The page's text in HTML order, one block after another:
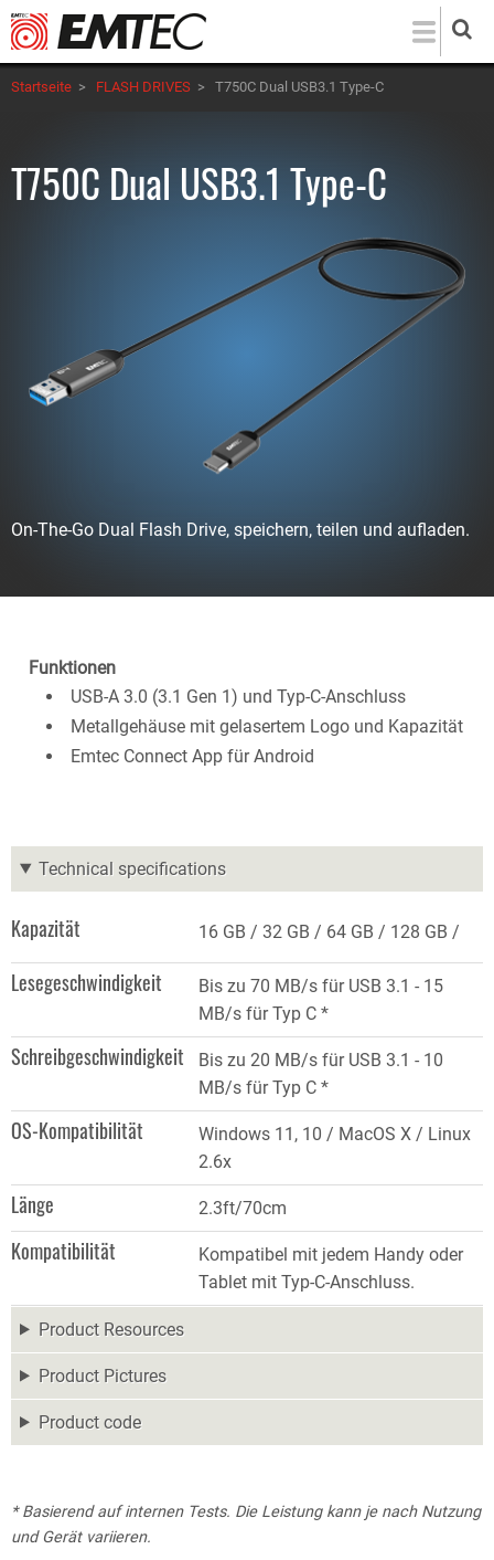
Direkt
zum
Inhalt
Startseite > FLASH DRIVES > T750C Dual USB3.1 Type-C
T750C Dual USB3.1 Type-C
On-The-Go Dual Flash Drive, speichern, teilen und aufladen.
Funktionen
USB-A 3.0 (3.1 Gen 1) und Typ-C-Anschluss
Metallgehäuse mit gelasertem Logo und Kapazität
Emtec Connect App für Android
Technical specifications
Kapazität 16 GB 32 GB 64 GB 128 GB
Lesegeschwindigkeit
Bis zu 70 MB/s für USB 3.1 - 15
MB/s für Typ C *
Schreibgeschwindigkeit
Bis zu 20 MB/s für USB 3.1 - 10
MB/s für Typ C *
OS-Kompatibilität
Windows 11, 10 / MacOS X / Linux
2.6x
Länge 2.3ft/70cm
Kompatibilität
Kompatibel mit jedem Handy oder
Tablet mit Typ-C-Anschluss.
Product Resources
Product Pictures
Product code
* Basierend auf internen Tests. Die Leistung kann je nach Nutzung
und Gerät variieren.